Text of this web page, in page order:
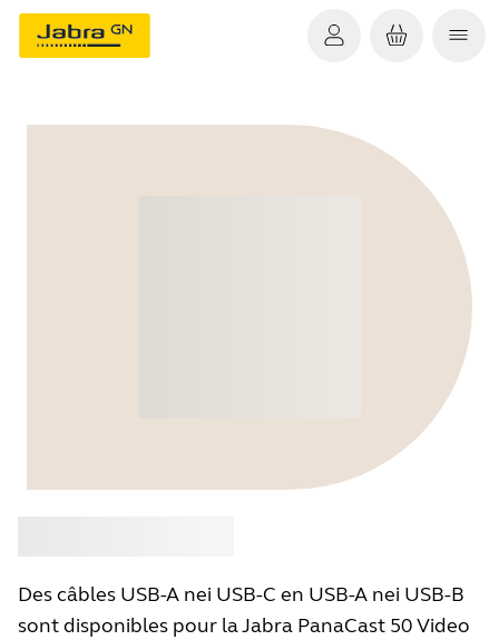
Des câbles USB-A nei USB-C en USB-A nei USB-B
sont disponibles pour la Jabra PanaCast 50 Video